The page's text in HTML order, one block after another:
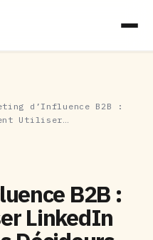
d’Influence B2B :
Utiliser…
B2B :
LinkedIn